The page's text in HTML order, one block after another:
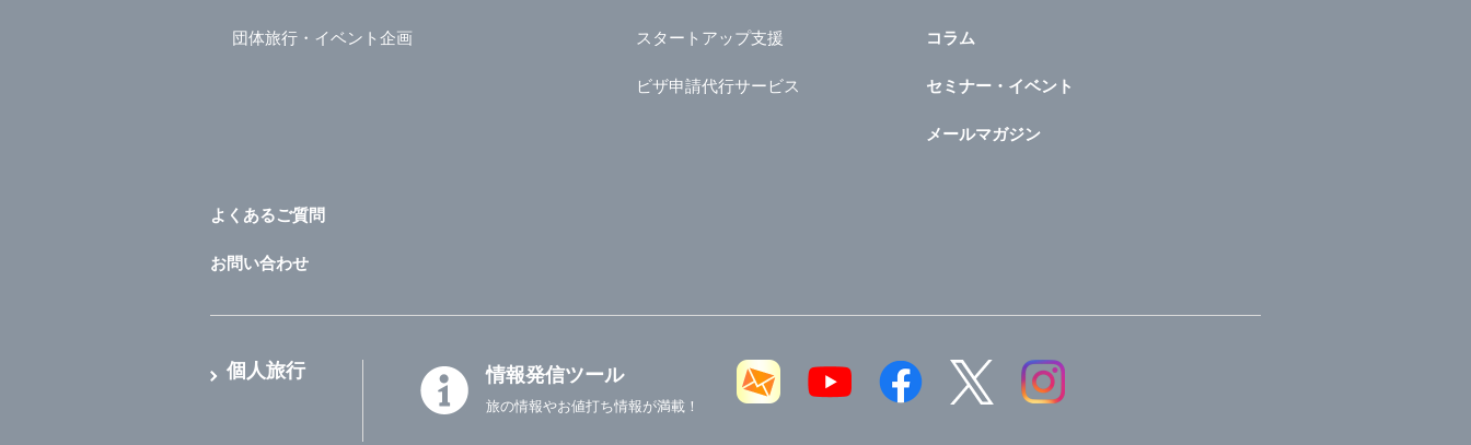
団体旅行・イベント企画 スタートアップ支援
ビザ申請代行サービス
コラム
セミナー・イベント
メールマガジン
よくあるご質問
お問い合わせ
個人旅行 情報発信ツール
旅の情報やお値打ち情報が満載！